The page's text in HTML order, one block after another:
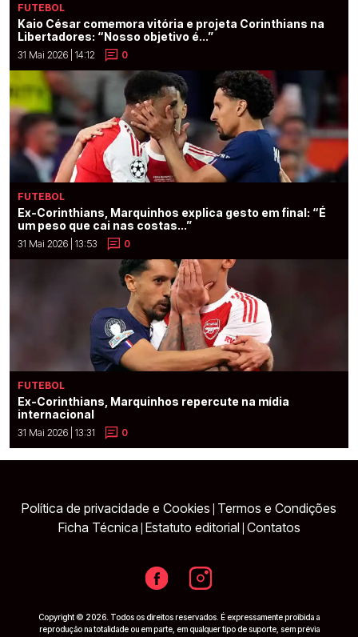
FUTEBOL
Kaio César comemora vitória e projeta Corinthians na
Libertadores: “Nosso objetivo é...”
31 Mai 2026 | 14:12 0
FUTEBOL
Ex-Corinthians, Marquinhos explica gesto em final: “É
um peso que cai nas costas...”
31 Mai 2026 | 13:53 0
FUTEBOL
Ex-Corinthians, Marquinhos repercute na mídia
internacional
31 Mai 2026 | 13:31 0
Política de privacidade e Cookies Termos e Condições
Ficha Técnica Estatuto editorial Contatos
Copyright © 2026. Todos os direitos reservados. É expressamente proibida a
reprodução na totalidade ou em parte, em qualquer tipo de suporte, sem prévia